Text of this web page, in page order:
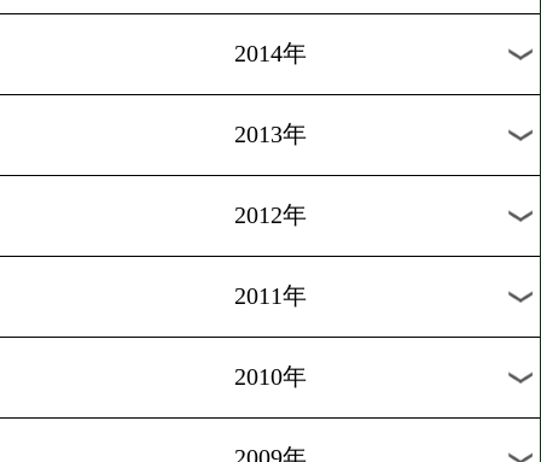
2023年
2022年
2021年
2020年